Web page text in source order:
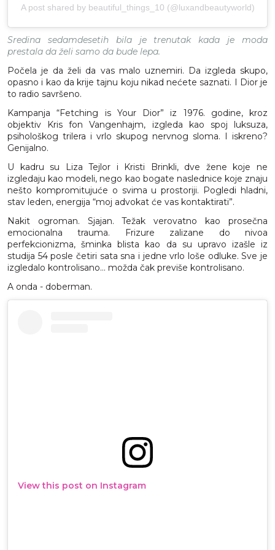
A post shared by beautiful_things_10 (@luxandbeautyworld)
Sredina sedamdesetih bila je trenutak kada je moda
prestala da želi samo da bude lepa.
Počela je da želi da vas malo uznemiri. Da izgleda skupo,
opasno i kao da krije tajnu koju nikad nećete saznati. I Dior je
to radio savršeno.
Kampanja “Fetching is Your Dior” iz 1976. godine, kroz
objektiv Kris fon Vangenhajm, izgleda kao spoj luksuza,
psihološkog trilera i vrlo skupog nervnog sloma. I iskreno?
Genijalno.
U kadru su Liza Tejlor i Kristi Brinkli, dve žene koje ne
izgledaju kao modeli, nego kao bogate naslednice koje znaju
nešto kompromitujuće o svima u prostoriji. Pogledi hladni,
stav leden, energija “moj advokat će vas kontaktirati”.
Nakit ogroman. Sjajan. Težak verovatno kao prosečna
emocionalna trauma. Frizure zalizane do nivoa
perfekcionizma, šminka blista kao da su upravo izašle iz
studija 54 posle četiri sata sna i jedne vrlo loše odluke. Sve je
izgledalo kontrolisano… možda čak previše kontrolisano.
A onda - doberman.
View this post on Instagram